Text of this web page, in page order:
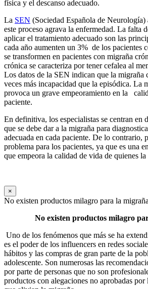
física y el descanso adecuado.
La SEN (Sociedad Española de
este proceso agrava la enfermedad. La falta
aplicar el tratamiento adecuado son las
cada año aumenten un 3% de los pacientes
se transformen en pacientes con migraña
crónica se caracteriza por tener cefalea al
Los datos de la SEN indican que la migraña
veces más incapacidad que la episódica. La
provoca un grave empeoramiento en la
paciente.
En definitiva, los especialistas se centran en
que se debe dar a la migraña para
adecuada en cada paciente. De lo contrario,
problema para los pacientes, ya que es una
que empeora la calidad de vida de quienes la
×
No existen productos milagro para la migraña
No existen productos milagro
Uno de los fenómenos que más se ha
es el poder de los influencers en redes
hábitos y las compras de gran parte de la
adolescente. Son numerosas las
por parte de personas que no son
productos con alegaciones no aprobadas por